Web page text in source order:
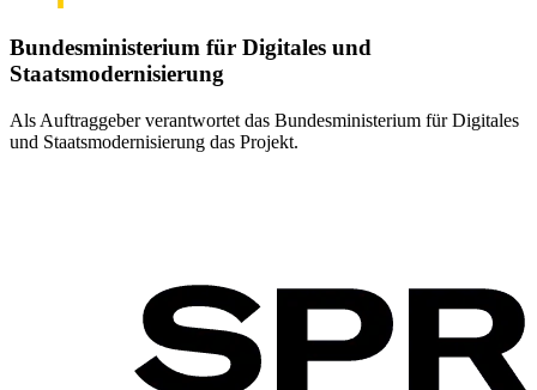
Bundesministerium für Digitales und
Staatsmodernisierung
Als Auftraggeber verantwortet das Bundesministerium für Digitales
und Staatsmodernisierung das Projekt.